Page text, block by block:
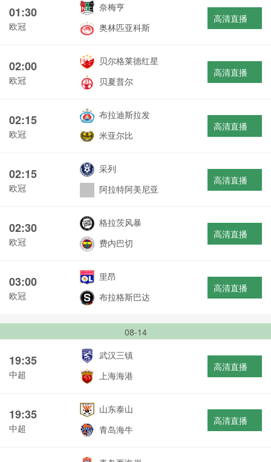
01:30
欧冠
奈梅亨
奥林匹亚科斯
高清直播
02:00
欧冠
贝尔格莱德红星
贝夏普尔
高清直播
02:15
欧冠
布拉迪斯拉发
米亚尔比
高清直播
02:15
欧冠
采列
阿拉特阿美尼亚
高清直播
02:30
欧冠
格拉茨风暴
费内巴切
高清直播
03:00
欧冠
里昂
布拉格斯巴达
高清直播
08-14
19:35
中超
武汉三镇
上海海港
高清直播
19:35
中超
山东泰山
青岛海牛
高清直播